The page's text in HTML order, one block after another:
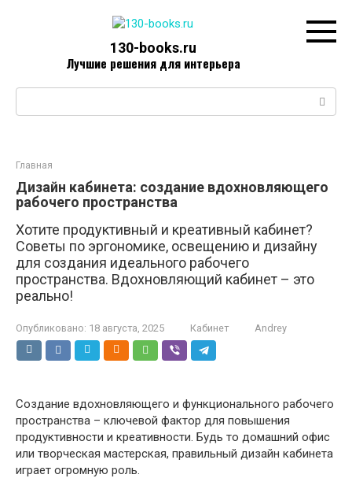
130-books.ru
Лучшие решения для интерьера
Главная
Дизайн кабинета: создание вдохновляющего
рабочего пространства
Хотите продуктивный и креативный кабинет?
Советы по эргономике, освещению и дизайну
для создания идеального рабочего
пространства. Вдохновляющий кабинет – это
реально!
Опубликовано: 18 августа, 2025 Кабинет Andrey
Создание вдохновляющего и функционального рабочего
пространства – ключевой фактор для повышения
продуктивности и креативности. Будь то домашний офис
или творческая мастерская, правильный дизайн кабинета
играет огромную роль.